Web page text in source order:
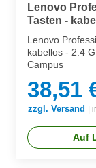
Lenovo
Tasten -
Lenovo
kabellos - 2.4
Campus
38,51
zzgl. Versand
Auf